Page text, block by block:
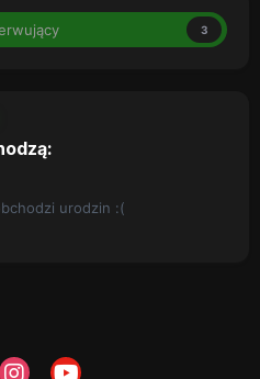
3
urodzin :(